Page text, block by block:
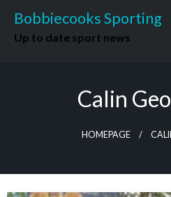
content
Bobbiecooks Sporting
Up to date sport news
Calin
HOMEPAGE